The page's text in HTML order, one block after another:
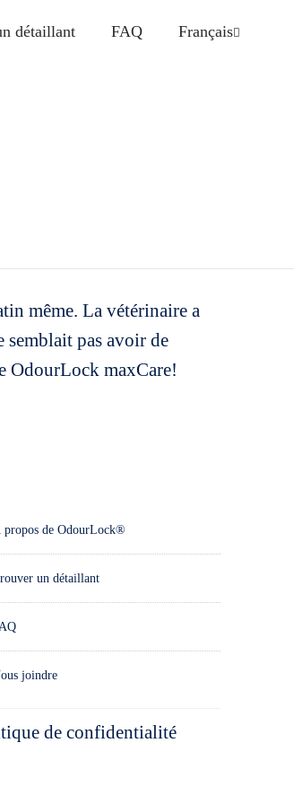
détaillant FAQ Français
même. La vétérinaire a
pas avoir de
OdourLock maxCare!
propos de OdourLock®
un détaillant
joindre
de confidentialité